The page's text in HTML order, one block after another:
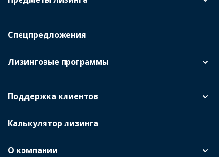
Спецпредложения
Лизинговые программы
Поддержка клиентов
Калькулятор лизинга
О компании